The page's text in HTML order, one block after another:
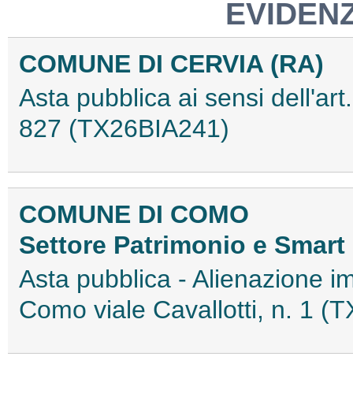
COMUNE DI CERVIA (RA)
Asta pubblica ai sensi
827 (TX26BIA241)
COMUNE DI COMO
Settore Patrimonio e Smart
Asta pubblica - Alienazione
Como viale Cavallotti, n. 1